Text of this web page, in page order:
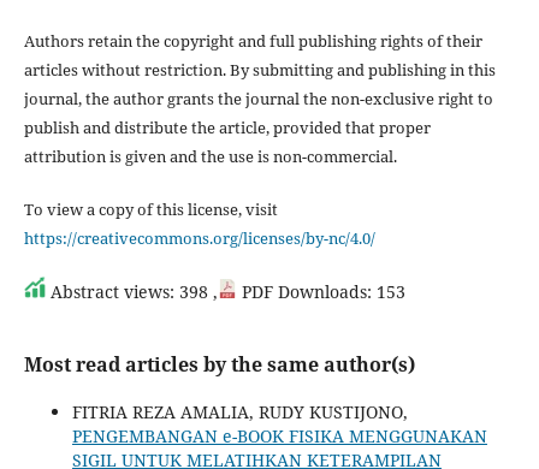
Authors retain the copyright and full publishing rights of their
articles without restriction. By submitting and publishing in this
journal, the author grants the journal the non-exclusive right to
publish and distribute the article, provided that proper
attribution is given and the use is non-commercial.
To view a copy of this license, visit
https://creativecommons.org/licenses/by-nc/4.0/
Abstract views: 398 , PDF Downloads: 153
Most read articles by the same author(s)
FITRIA REZA AMALIA, RUDY KUSTIJONO,
PENGEMBANGAN e-BOOK FISIKA MENGGUNAKAN
SIGIL UNTUK MELATIHKAN KETERAMPILAN